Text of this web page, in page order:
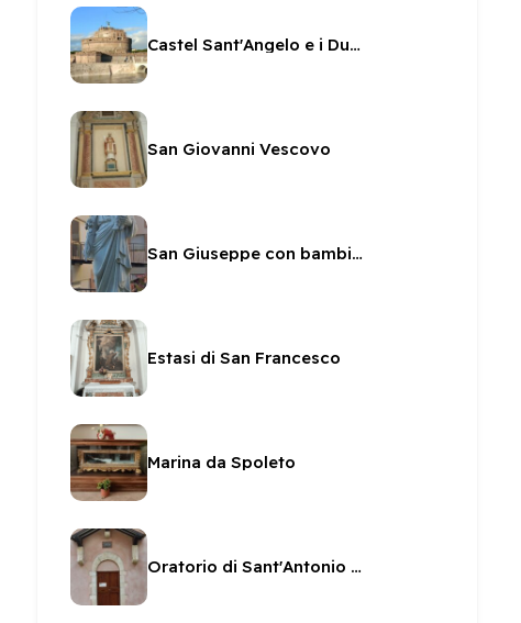
Castel Sant'Angelo e i Duchi di Spoleto
San Giovanni Vescovo
San Giuseppe con bambino alla Sacra Famiglia
Estasi di San Francesco
Marina da Spoleto
Oratorio di Sant'Antonio da Padova